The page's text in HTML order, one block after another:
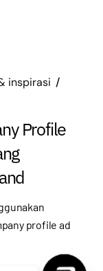
inspirasi
Profile
profile ad